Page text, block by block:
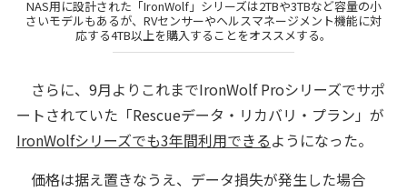
NAS用に設計された「IronWolf」シリーズは2TBや3TBなど容量の小
さいモデルもあるが、RVセンサーやヘルスマネージメント機能に対
応する4TB以上を購入することをオススメする。
さらに、9月よりこれまでIronWolf Proシリーズでサポ
ートされていた「Rescueデータ・リカバリ・プラン」が
IronWolfシリーズでも3年間利用できるようになった。
価格は据え置きなうえ、データ損失が発生した場合